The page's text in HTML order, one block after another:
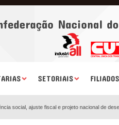
Nacional
SETORIAIS FILIADOS
social, ajuste fiscal e projeto nacional de